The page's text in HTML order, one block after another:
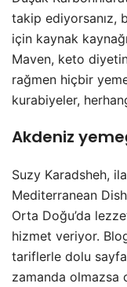
takip ediyorsanız,
için kaynak
Maven, keto
rağmen hiçbir
kurabiyeler,
Akdeniz
Suzy Karadsheh,
Mediterranean
Orta Doğu’da
hizmet veriyor.
tariflerle dolu
zamanda olmazsa